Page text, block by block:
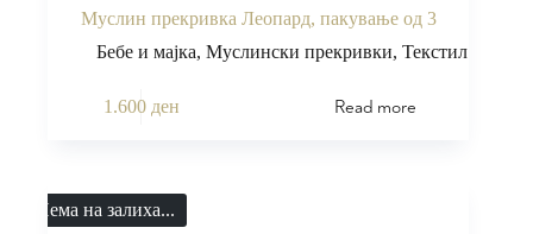
Муслин прекривка Леопард, пакување од 3
Бебе и мајка,Муслински прекривки,Текстил
1.600 ден Read more
Нема на залиха...